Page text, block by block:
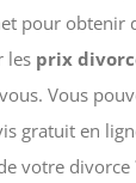
pour obtenir
les prix
Vous
gratuit en
votre divorce